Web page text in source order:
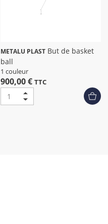
METALU PLASTBut de basket
ball
1 couleur
900,00 € TTC